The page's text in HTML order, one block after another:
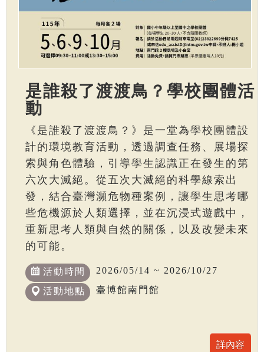
是誰殺了渡渡鳥？學校團體活
動
《是誰殺了渡渡鳥？》是一堂為學校團體設
計的環境教育活動，透過調查任務、展場探
索與角色體驗，引導學生認識正在發生的第
六次大滅絕。從五次大滅絕的科學線索出
發，結合臺灣瀕危物種案例，讓學生思考哪
些危機源於人類選擇，並在沉浸式遊戲中，
重新思考人類與自然的關係，以及改變未來
的可能。
活動時間 2026/05/14 ~ 2026/10/27
活動地點 臺博館南門館